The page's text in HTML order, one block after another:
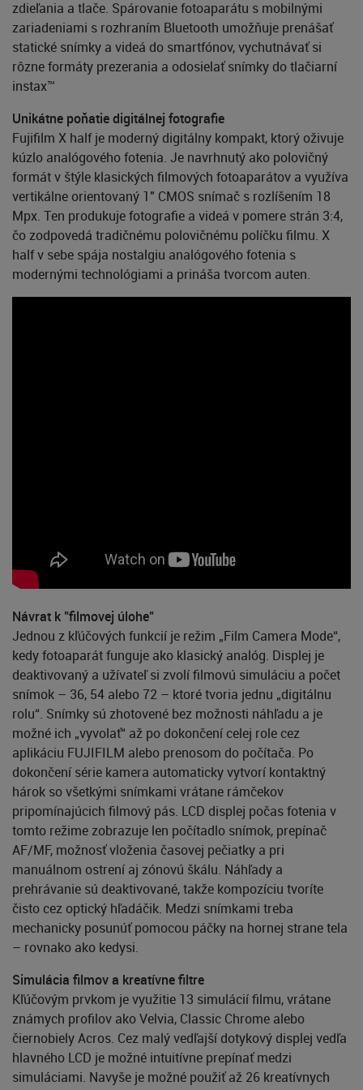
zdieľania a tlače. Spárovanie fotoaparátu s mobilnými
zariadeniami s rozhraním Bluetooth umožňuje prenášať
statické snímky a videá do smartfónov, vychutnávať si
rôzne formáty prezerania a odosielať snímky do tlačiarní
instax™
Unikátne poňatie digitálnej fotografie
Fujifilm X half je moderný digitálny kompakt, ktorý oživuje
kúzlo analógového fotenia. Je navrhnutý ako polovičný
formát v štýle klasických filmových fotoaparátov a využíva
vertikálne orientovaný 1" CMOS snímač s rozlíšením 18
Mpx. Ten produkuje fotografie a videá v pomere strán 3:4,
čo zodpovedá tradičnému polovičnému políčku filmu. X
half v sebe spája nostalgiu analógového fotenia s
modernými technológiami a prináša tvorcom auten.
Návrat k "filmovej úlohe"
Jednou z kľúčových funkcií je režim „Film Camera Mode“,
kedy fotoaparát funguje ako klasický analóg. Displej je
deaktivovaný a užívateľ si zvolí filmovú simuláciu a počet
snímok – 36, 54 alebo 72 – ktoré tvoria jednu „digitálnu
rolu“. Snímky sú zhotovené bez možnosti náhľadu a je
možné ich „vyvolať“ až po dokončení celej role cez
aplikáciu FUJIFILM alebo prenosom do počítača. Po
dokončení série kamera automaticky vytvorí kontaktný
hárok so všetkými snímkami vrátane rámčekov
pripomínajúcich filmový pás. LCD displej počas fotenia v
tomto režime zobrazuje len počítadlo snímok, prepínač
AF/MF, možnosť vloženia časovej pečiatky a pri
manuálnom ostrení aj zónovú škálu. Náhľady a
prehrávanie sú deaktivované, takže kompozíciu tvoríte
čisto cez optický hľadáčik. Medzi snímkami treba
mechanicky posunúť pomocou páčky na hornej strane tela
– rovnako ako kedysi.
Simulácia filmov a kreatívne filtre
Kľúčovým prvkom je využitie 13 simulácií filmu, vrátane
známych profilov ako Velvia, Classic Chrome alebo
čiernobiely Acros. Cez malý vedľajší dotykový displej vedľa
hlavného LCD je možné intuitívne prepínať medzi
simuláciami. Navyše je možné použiť až 26 kreatívnych